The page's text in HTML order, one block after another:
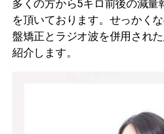
多くの方から5キロ前後の減量
を頂いております。せっかく
盤矯正とラジオ波を併用され
紹介します。